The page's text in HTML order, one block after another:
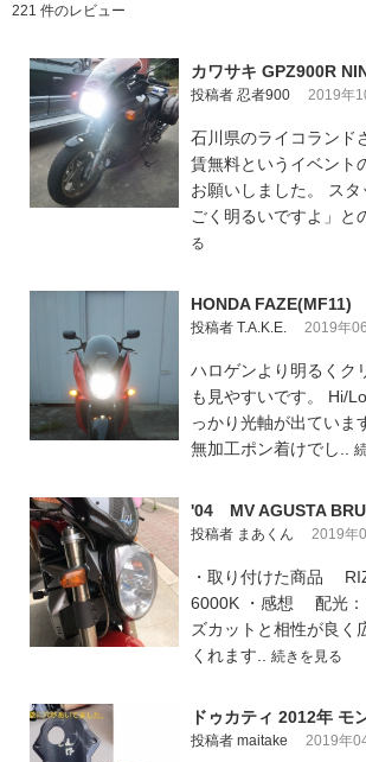
221 件のレビュー
カワサキ GPZ900R
投稿者 忍者900 2019年
石川県のライコランド
賃無料というイベント
お願いしました。 ス
ごく明るいですよ」と
る
HONDA FAZE(MF11)
投稿者 T.A.K.E. 2019年
ハロゲンより明るくク
も見やすいです。 Hi/
っかり光軸が出ていま
無加工ポン着けでし..
'04 MV AGUSTA
投稿者 まあくん 2019年
・取り付けた商品
6000K ・感想 配光：
ズカットと相性が良く
くれます.. 続きを見る
ドゥカティ 2012年 モ
投稿者 maitake 2019年